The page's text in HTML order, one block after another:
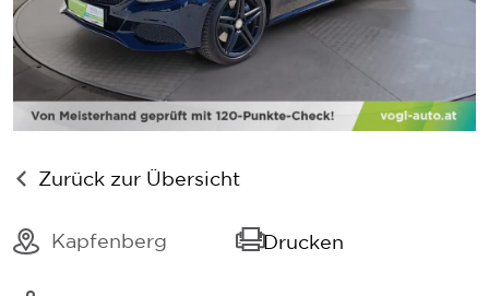
Zurück zur Übersicht
Kapfenberg Drucken